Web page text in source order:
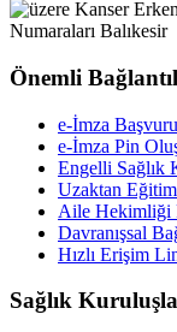
Önemli
e-İmza
e-İmza Pin
Engelli Sağlık
Uzaktan
Aile Hekimliği
Davranışsal
Hızlı Erişim
Sağlık